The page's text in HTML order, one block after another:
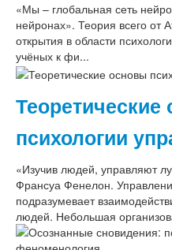
«Мы – глобальная сеть
нейронах». Теория всего от
открытия в области
учёных к фи...
психологии
«Изучив людей, управляют
Франсуа Фенелон.
подразумевает
людей. Небольшая